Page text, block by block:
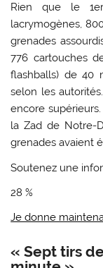
Rien que le
lacrymogènes,
grenades
776 cartouches
flashballs) de 40
selon les
encore
la Zad de Notre-
grenades avaient
Soutenez une
28 %
Je donne
« Sept tirs